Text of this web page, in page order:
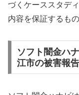
づくケーススタデ
内容を保証するも
ソフト闇金ハ
江市の被害報告